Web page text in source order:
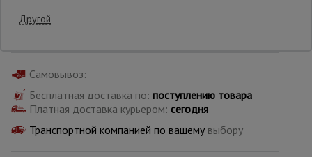
Вибротехника
для
Производитель: ТЭМЗ
Самовывоз:
Бесплатная доставка по: поступлению товара
Платная доставка курьером: сегодня
Транспортной компанией по вашему выбору
Другой